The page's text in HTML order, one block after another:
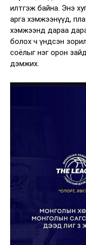
илтгэж байна. Энэ
арга хэмжээнүүд,
хэмжээнд дараа
болох ч үндсэн
соёлыг нэг орон
дэмжих.